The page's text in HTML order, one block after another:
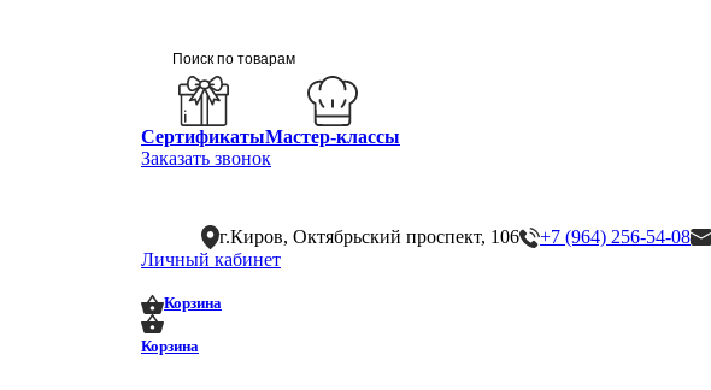
СертификатыМастер-классы
Заказать звонок
г.Киров, Октябрьский проспект, 106 +7 (964) 256-54-08
Личный кабинет
Корзина
Корзина